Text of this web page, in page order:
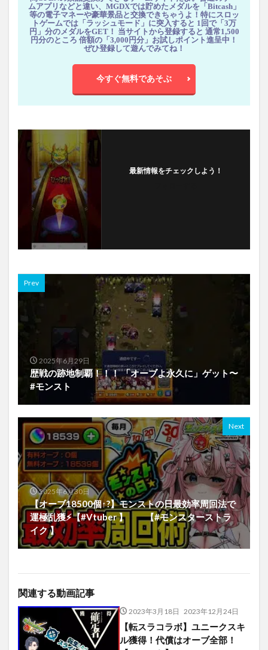
ムアプリなどと違い、MGDXでは貯めたメダルを「Bitcash」
等の電子マネーや豪華景品と交換できちゃうよ！特にスロッ
トゲームでは「ラッシュモード」に突入すると 1回で「3万
円」分のメダルをGET！ 当サイトから登録すると 通常1,500
円分のところ 倍額の「3,000円分」お試しポイント進呈中！
ぜひ登録して遊んでみてね！
今すぐ無料であそぶ
最新情報をチェックしよう！
Prev
2025年6月29日
歴戦の跡地制覇！！！ 「オーブよ永久に」ゲット〜
#モンスト
Next
2025年6月30日
【オーブ18500個↑?】モンストの日最効率周回法で
運極乱獲⚡【#Vtuber 】 【#モンスターストラ
イク 】
関連する動画記事
2023年3月18日 2023年12月24日
【転スラコラボ】ユニークスキ
ル獲得！代償はオーブ全部！